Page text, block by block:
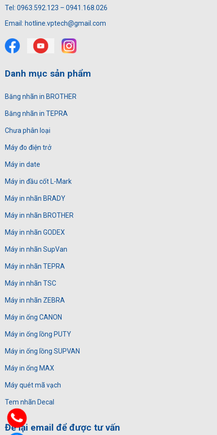
Tel: 0963.592.123 – 0941.168.026
Email: hotline.vptech@gmail.com
Danh mục sản phẩm
Băng nhãn in BROTHER
Băng nhãn in TEPRA
Chưa phân loại
Máy đo điện trở
Máy in date
Máy in đầu cốt L-Mark
Máy in nhãn BRADY
Máy in nhãn BROTHER
Máy in nhãn GODEX
Máy in nhãn SupVan
Máy in nhãn TEPRA
Máy in nhãn TSC
Máy in nhãn ZEBRA
Máy in ống CANON
Máy in ống lồng PUTY
Máy in ống lồng SUPVAN
Máy in ống MAX
Máy quét mã vạch
Tem nhãn Decal
Để lại email để được tư vấn